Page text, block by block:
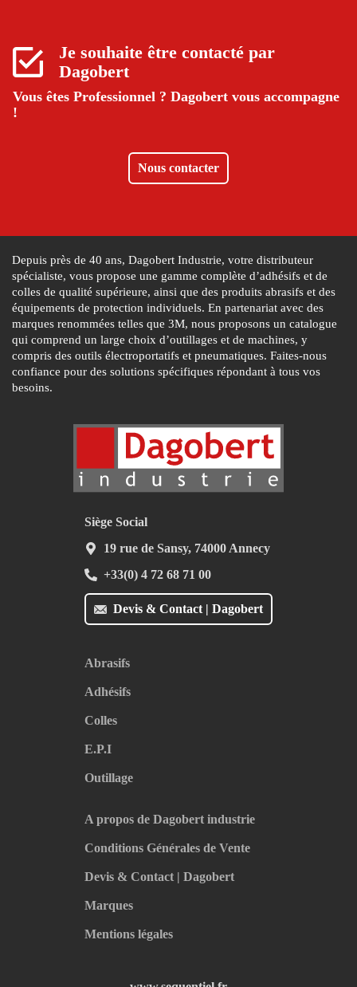
Je souhaite être contacté par
Dagobert
Vous êtes Professionnel ? Dagobert vous accompagne
!
Nous contacter
Depuis près de 40 ans, Dagobert Industrie, votre distributeur
spécialiste, vous propose une gamme complète d’adhésifs et de
colles de qualité supérieure, ainsi que des produits abrasifs et des
équipements de protection individuels. En partenariat avec des
marques renommées telles que 3M, nous proposons un catalogue
qui comprend un large choix d’outillages et de machines, y
compris des outils électroportatifs et pneumatiques. Faites-nous
confiance pour des solutions spécifiques répondant à tous vos
besoins.
Devis & Contact | Dagobert
Siège Social
19 rue de Sansy, 74000 Annecy
+33(0) 4 72 68 71 00
Abrasifs
Adhésifs
Colles
E.P.I
Outillage
A propos de Dagobert industrie
Conditions Générales de Vente
Devis & Contact | Dagobert
Marques
Mentions légales